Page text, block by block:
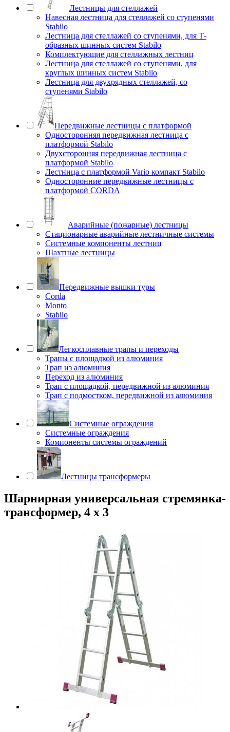
Лестницы для стеллажей
Навесная лестница для стеллажей со ступенями
Stabilo
Лестница для стеллажей со ступенями, для Т-
образных шинных систем Stabilo
Комплектующие для стеллажных лестниц
Лестница для стеллажей со ступенями, для
круглых шинных систем Stabilo
Лестница для двухрядных стеллажей, со
ступенями Stabilo
Передвижные лестницы с платформой
Односторонняя передвижная лестница с
платформой Stabilo
Двухсторонняя передвижная лестница с
платформой Stabilo
Лестница с платформой Vario компакт Stabilo
Односторонние передвижные лестницы с
платформой CORDA
Аварийные (пожарные) лестницы
Стационарные аварийные лестничные системы
Системные компоненты лестниц
Шахтные лестницы
Передвижные вышки туры
Corda
Monto
Stabilo
Легкосплавные трапы и переходы
Трапы с площадкой из алюминия
Трап из алюминия
Переход из алюминия
Трап с площадкой, передвижной из алюминия
Трап с подмостком, передвижной из алюминия
Системные ограждения
Системные ограждения
Компоненты системы ограждений
Лестницы трансформеры
Шарнирная универсальная стремянка-
трансформер, 4 х 3